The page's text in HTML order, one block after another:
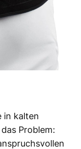
in kalten
Problem: